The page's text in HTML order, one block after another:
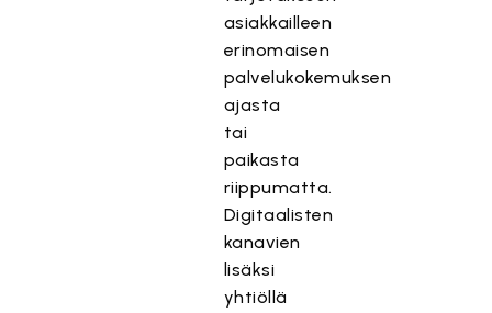
asiakkailleen
erinomaisen
palvelukokemuksen
ajasta
tai
paikasta
riippumatta.
Digitaalisten
kanavien
lisäksi
yhtiöllä